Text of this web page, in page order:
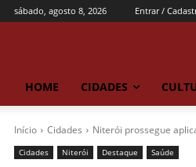
sábado, agosto 8, 2026 Entrar /
HOME CIDADES
Início Cidades Niterói prossegue
Cidades Niterói Destaque Saúde